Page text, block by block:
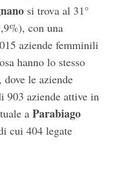
si trova al 31°
con una
aziende femminili
hanno lo stesso
dove le aziende
903 aziende attive in
a Parabiago
cui 404 legate